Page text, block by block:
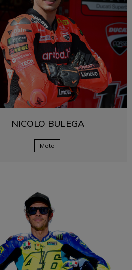
NICOLO BULEGA
Moto